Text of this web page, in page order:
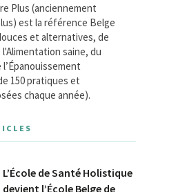
Plus (anciennement
est la référence Belge
et alternatives, de
saine, du
150 pratiques et
chaque année).
L’École de Santé Holistique
devient l’École Belge de